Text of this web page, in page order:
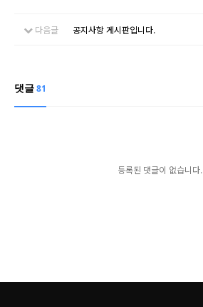
다음글 공지사항 게시판입니다.
댓글81
등록된 댓글이 없습니다.